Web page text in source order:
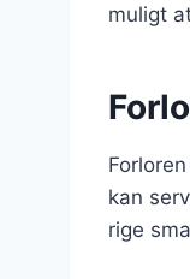
muligt
kan
rige